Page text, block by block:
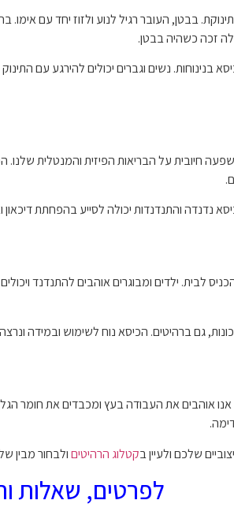
בבטן, העובר רגיל לנוע ולזוז יחד עם
זכה כשהיה בבטן.
בנינוחות. נשים וגברים יכולים להירגע עם
חיובית על הבריאות הפיזית והמנטלית
נדנדה והתנדנדות יכולה לסייע בהפחתת
לבית. ילדים ומבוגרים אוהבים להתנדנד
גם ברהיטים. הכיסא נוח לשימוש ובמידה
אוהבים את העבודה בעץ ומכבדים את חומר
שלכם ולעיין בקטלוג הרהיטיםולבחור מבין
לפרטים, שאלות